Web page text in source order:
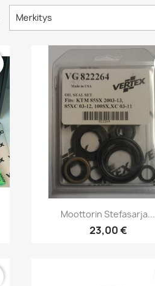
Merkitys
Pikakatselu
Moottorin Stefasarja...
23,00 €